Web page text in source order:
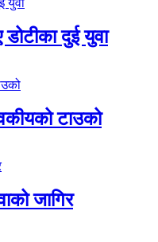
दुई युवा
टाउको
जागिर